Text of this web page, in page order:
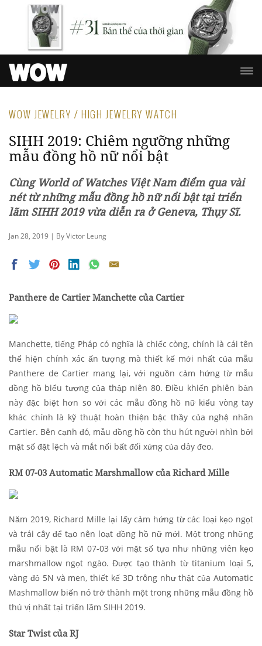
WOW JEWELRY / HIGH JEWELRY WATCH
SIHH 2019: Chiêm ngưỡng những
mẫu đồng hồ nữ nổi bật
Cùng World of Watches Việt Nam điểm qua vài
nét từ những mẫu đồng hồ nữ nổi bật tại triển
lãm SIHH 2019 vừa diễn ra ở Geneva, Thụy Sĩ.
Jan 28, 2019 | By Victor Leung
Panthere de CartierManchette củaCartier
Manchette, tiếng Pháp có nghĩa là chiếc còng, chính là cái tên
thể hiện chính xác ấn tượng mà thiết kế mới nhất của mẫu
Panthere de Cartier mang lại, với nguồn cảm hứng từ mẫu
đồng hồ biểu tượng của thập niên 80. Điều khiến phiên bản
này đặc biệt hơn so với các mẫu đồng hồ nữ kiểu vòng tay
khác chính là kỹ thuật hoàn thiện bậc thầy của nghệ nhân
Cartier. Bên cạnh đó, mẫu đồng hồ còn thu hút người nhìn bởi
mặt số đặt lệch và mắt nối bất đối xứng của dây đeo.
RM 07-03 Automatic Marshmallow của Richard Mille
Năm 2019, Richard Mille lại lấy cảm hứng từ các loại kẹo ngọt
và trái cây để tạo nên loạt đồng hồ nữ mới. Một trong những
mẫu nổi bật là RM 07-03 với mặt số tựa như những viên kẹo
marshmallow ngọt ngào. Được tạo thành từ titanium loại 5,
vàng đỏ 5N và men, thiết kế 3D trông như thật của Automatic
Mashmallow biến nó trở thành một trong những mẫu đồng hồ
thú vị nhất tại triển lãm SIHH 2019.
Star Twist của RJ